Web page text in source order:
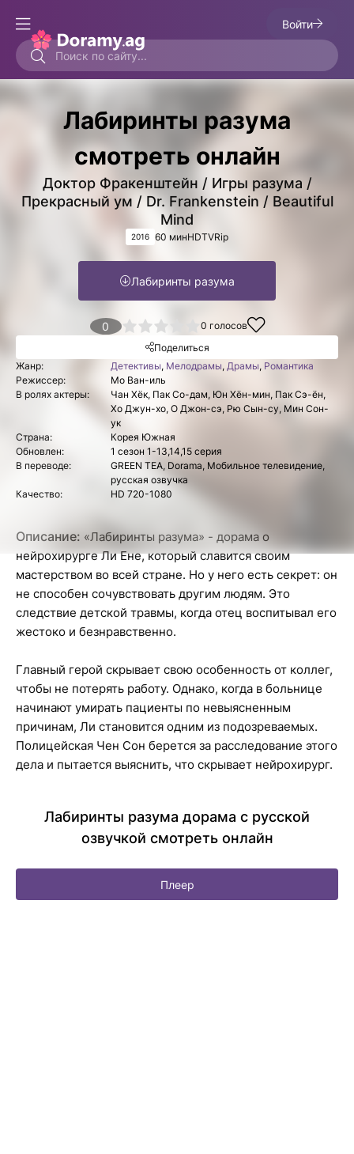
Войти
Лабиринты разума
смотреть онлайн
Доктор Фракенштейн / Игры разума /
Прекрасный ум / Dr. Frankenstein / Beautiful
Mind
2016 60 минHDTVRip
Лабиринты разума
0
4 5 0 голосов
Поделиться
Жанр:
Детективы, Мелодрамы, Драмы, Романтика
Режиссер:
Мо Ван-иль
В ролях актеры:
Чан Хёк, Пак Со-дам, Юн Хён-мин, Пак Сэ-ён,
Хо Джун-хо, О Джон-сэ, Рю Сын-су, Мин Сон-
ук
Страна:
Корея Южная
Обновлен:
1 сезон 1-13,14,15 серия
В переводе:
GREEN TEA, Dorama, Мобильное телевидение,
русская озвучка
Качество:
HD 720-1080
Описание: «Лабиринты разума» - дорама о
нейрохирурге Ли Ене, который славится своим
мастерством во всей стране. Но у него есть секрет: он
не способен сочувствовать другим людям. Это
следствие детской травмы, когда отец воспитывал его
жестоко и безнравственно.
Главный герой скрывает свою особенность от коллег,
чтобы не потерять работу. Однако, когда в больнице
начинают умирать пациенты по невыясненным
причинам, Ли становится одним из подозреваемых.
Полицейская Чен Сон берется за расследование этого
дела и пытается выяснить, что скрывает нейрохирург.
Лабиринты разума дорама с русской
озвучкой смотреть онлайн
Плеер